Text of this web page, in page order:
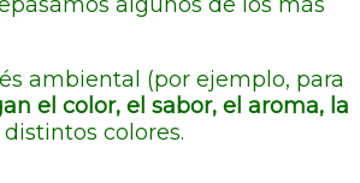
ambiental (por ejemplo, para
el color, el sabor, el aroma, la
colores.